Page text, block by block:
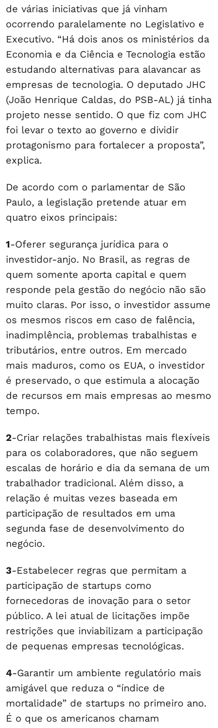
de várias iniciativas que já vinham
ocorrendo paralelamente no Legislativo e
Executivo. “Há dois anos os ministérios da
Economia e da Ciência e Tecnologia estão
estudando alternativas para alavancar as
empresas de tecnologia. O deputado JHC
(João Henrique Caldas, do PSB-AL) já tinha
projeto nesse sentido. O que fiz com JHC
foi levar o texto ao governo e dividir
protagonismo para fortalecer a proposta”,
explica.
De acordo com o parlamentar de São
Paulo, a legislação pretende atuar em
quatro eixos principais:
1-Oferer segurança jurídica para o
investidor-anjo. No Brasil, as regras de
quem somente aporta capital e quem
responde pela gestão do negócio não são
muito claras. Por isso, o investidor assume
os mesmos riscos em caso de falência,
inadimplência, problemas trabalhistas e
tributários, entre outros. Em mercado
mais maduros, como os EUA, o investidor
é preservado, o que estimula a alocação
de recursos em mais empresas ao mesmo
tempo.
2-Criar relações trabalhistas mais flexíveis
para os colaboradores, que não seguem
escalas de horário e dia da semana de um
trabalhador tradicional. Além disso, a
relação é muitas vezes baseada em
participação de resultados em uma
segunda fase de desenvolvimento do
negócio.
3-Estabelecer regras que permitam a
participação de startups como
fornecedoras de inovação para o setor
público. A lei atual de licitações impõe
restrições que inviabilizam a participação
de pequenas empresas tecnológicas.
4-Garantir um ambiente regulatório mais
amigável que reduza o “índice de
mortalidade” de startups no primeiro ano.
É o que os americanos chamam